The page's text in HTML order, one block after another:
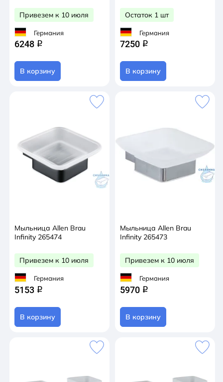
Привезем к 10 июля
Германия
6248 q
В корзину
Остаток 1 шт
Германия
7250 q
В корзину
Мыльница Allen Brau
Infinity 265474
Привезем к 10 июля
Германия
5153 q
В корзину
Мыльница Allen Brau
Infinity 265473
Привезем к 10 июля
Германия
5970 q
В корзину